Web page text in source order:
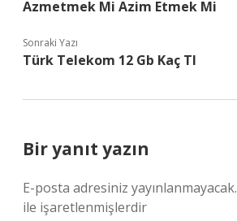
Azmetmek Mi Azim Etmek Mi
Sonraki Yazı
Türk Telekom 12 Gb Kaç Tl
Bir yanıt yazın
E-posta adresiniz yayınlanmayacak.
ile işaretlenmişlerdir